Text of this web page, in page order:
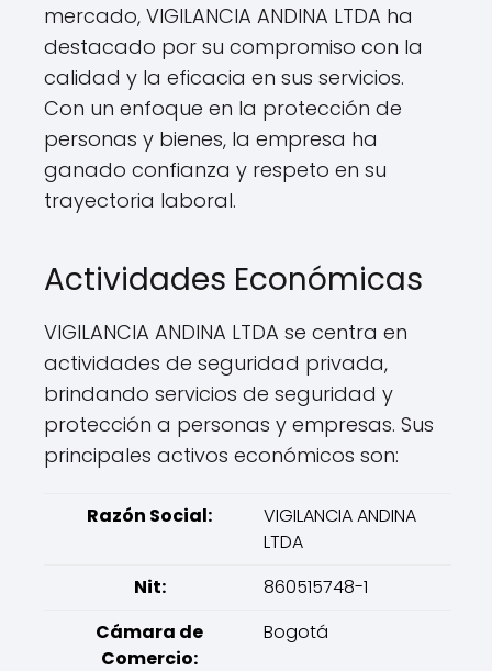
mercado, VIGILANCIA ANDINA LTDA ha
destacado por su compromiso con la
calidad y la eficacia en sus servicios.
Con un enfoque en la protección de
personas y bienes, la empresa ha
ganado confianza y respeto en su
trayectoria laboral.
Actividades Económicas
VIGILANCIA ANDINA LTDA se centra en
actividades de seguridad privada,
brindando servicios de seguridad y
protección a personas y empresas. Sus
principales activos económicos son:
Razón Social:
VIGILANCIA ANDINA
LTDA
Nit:
860515748-1
Cámara de
Comercio:
Bogotá